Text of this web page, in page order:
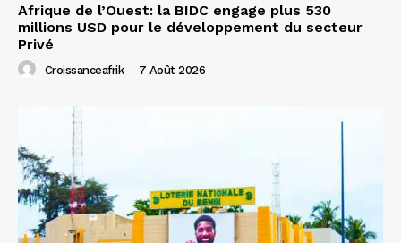
Afrique de l’Ouest: la BIDC engage plus 530
millions USD pour le développement du secteur
Privé
Croissanceafrik - 7 Août 2026